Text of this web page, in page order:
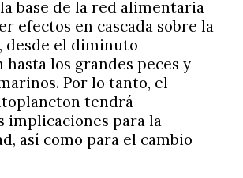
base de la red alimentaria
efectos en cascada sobre la
desde el diminuto
hasta los grandes peces y
Por lo tanto, el
tendrá
implicaciones para la
así como para el cambio